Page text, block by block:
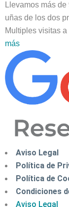
Llevamos más
uñas de los dos
Multiples visitas
más
Aviso Legal
Política de
Política de
Condiciones
Aviso Legal